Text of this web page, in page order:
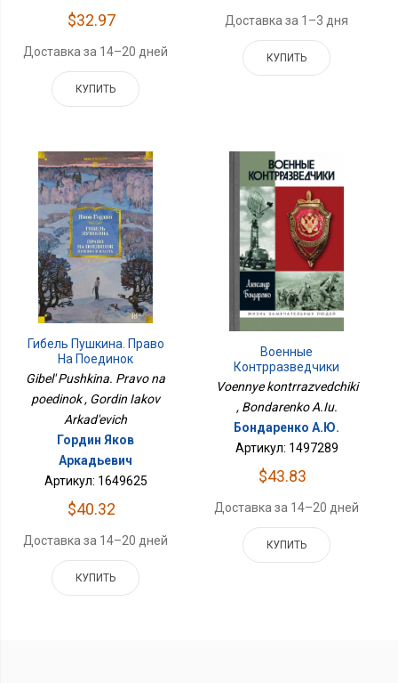
$32.97
Доставка за 14–20 дней
КУПИТЬ
Доставка за 1–3 дня
КУПИТЬ
Гибель Пушкина. Право
На Поединок
Gibel' Pushkina. Pravo na
poedinok , Gordin Iakov
Arkad'evich
Гордин Яков
Аркадьевич
Артикул: 1649625
$40.32
Доставка за 14–20 дней
КУПИТЬ
Военные
Контрразведчики
Voennye kontrrazvedchiki
, Bondarenko A.Iu.
Бондаренко А.Ю.
Артикул: 1497289
$43.83
Доставка за 14–20 дней
КУПИТЬ